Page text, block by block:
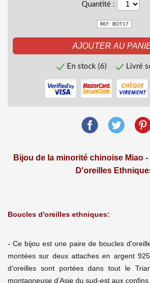
Quantité :
REF: BOT17
En stock (6) Livré
Bijou de la minorité chinoise Miao
D'oreilles
Boucles d'oreilles ethniques:
- Ce bijou est une paire de boucles
montées sur deux attaches en argent
d'oreilles sont portées dans tout le
montagneuse d’Asie du sud-est aux